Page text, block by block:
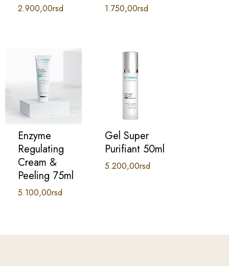
2.900,00rsd 1.750,00rsd
Enzyme
Regulating
Cream &
Peeling 75ml
5.100,00rsd
Gel Super
Purifiant 50ml
5.200,00rsd